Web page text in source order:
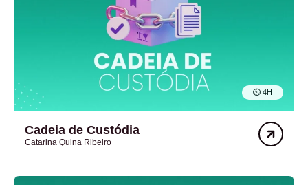
⏲︎ 4H
Cadeia de Custódia
Catarina Quina Ribeiro